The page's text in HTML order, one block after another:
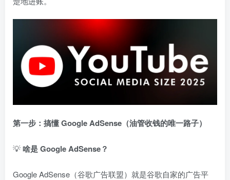
第一步：搞懂 Google AdSense（油管收钱的唯一路子）
💡啥是 Google AdSense？
Google AdSense（谷歌广告联盟）就是谷歌自家的广告平